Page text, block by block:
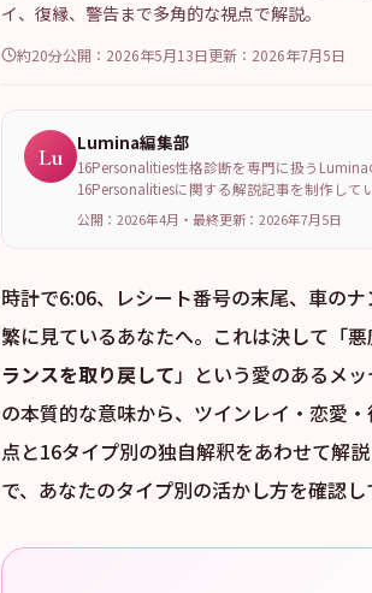
イ、復縁、警告まで多角的な視点で解説。
約20分公開： 2026年5月13日更新： 2026年7月5日
Lu Lumina編集部
16Personalities性格診断を専門に扱う
16Personalitiesに関する解説記事を制作してい
公開：2026年4月 ・ 最終更新： 2026年7月5日
時計で6:06、レシート番号の末尾、車の
繁に見ているあなたへ。これは決して「
ランスを取り戻して」という愛のあるメ
の本質的な意味から、ツインレイ・恋愛
点と16タイプ別の独自解釈をあわせて解
で、あなたのタイプ別の活かし方を確認し